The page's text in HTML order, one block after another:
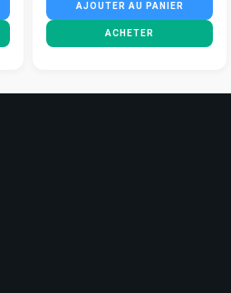
AJOUTER AU PANIER
ACHETER